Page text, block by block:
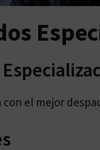
con el mejor